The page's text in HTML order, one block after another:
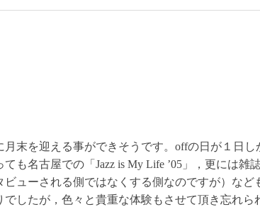
末を迎える事ができそうです。offの日が１日し
も名古屋での「Jazz is My Life ’05」，更には雑
ューされる側ではなくする側なのですが）など
したが，色々と貴重な体験もさせて頂き忘れら